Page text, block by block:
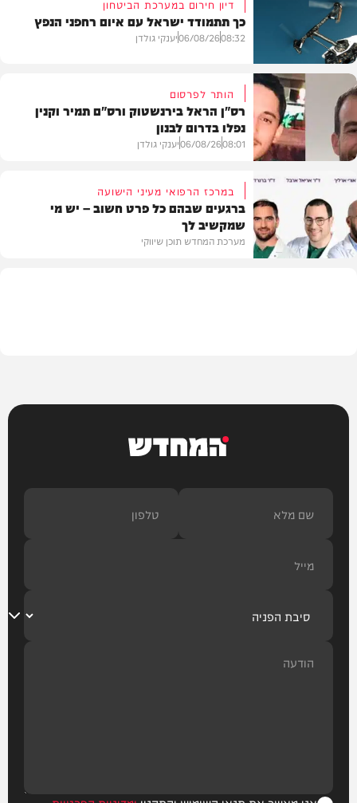
חדשות
דיון חירום במערכת הביטחון
כך תתמודד ישראל עם איום רחפני הנפץ
08:32
06/08/26יענקי גולדן
חדשות
הותר לפרסום
רס"ן הראל בירנשטוק ורס"ם תמיר וקנין
נפלו בדרום לבנון
08:01
06/08/26יענקי גולדן
במרכז הרפואי מעיני הישועה
ברגעים שבהם כל פרט חשוב – יש מי
שמקשיב לך
מערכת המחדש תוכן שיווקי
המחדש